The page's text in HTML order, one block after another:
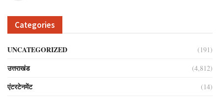
Categories
UNCATEGORIZED (191)
उत्तराखंड (4,812)
एंटरटेनमेंट (14)